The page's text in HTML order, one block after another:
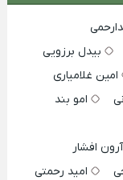
بیدل برزویی
امین غلامیاری
امو بند
آرون افشار
امید رحمتی